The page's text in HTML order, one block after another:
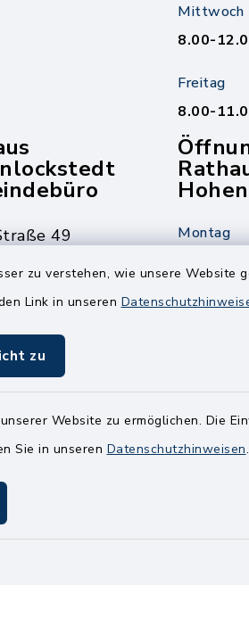
zu verstehen, wie unsere Website
Link in unseren
zu
Website zu ermöglichen. Die
Sie in unseren Datenschutzhinweisen.
Mittwoch
8.00-
Freitag
8.00-
49
30-0
30-15
kellinghusen.de
Montag
Dienstag
Mittwoch
8.00-